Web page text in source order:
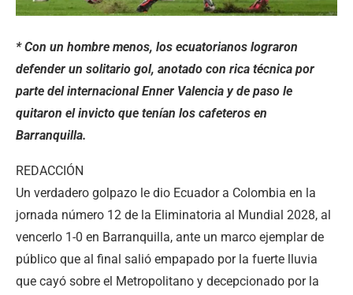
* Con un hombre menos, los ecuatorianos lograron
defender un solitario gol, anotado con rica técnica por
parte del internacional Enner Valencia y de paso le
quitaron el invicto que tenían los cafeteros en
Barranquilla.
REDACCIÓN
Un verdadero golpazo le dio Ecuador a Colombia en la
jornada número 12 de la Eliminatoria al Mundial 2028, al
vencerlo 1-0 en Barranquilla, ante un marco ejemplar de
público que al final salió empapado por la fuerte lluvia
que cayó sobre el Metropolitano y decepcionado por la